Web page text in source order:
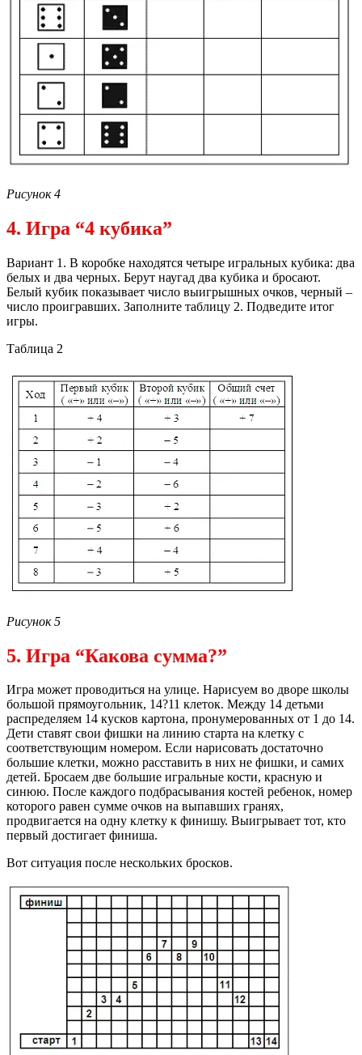
Рисунок 4
4. Игра “4 кубика”
Вариант 1. В коробке находятся четыре игральных кубика: два
белых и два черных. Берут наугад два кубика и бросают.
Белый кубик показывает число выигрышных очков, черный –
число проигравших. Заполните таблицу 2. Подведите итог
игры.
Таблица 2
Рисунок 5
5. Игра “Какова сумма?”
Игра может проводиться на улице. Нарисуем во дворе школы
большой прямоугольник, 14?11 клеток. Между 14 детьми
распределяем 14 кусков картона, пронумерованных от 1 до 14.
Дети ставят свои фишки на линию старта на клетку с
соответствующим номером. Если нарисовать достаточно
большие клетки, можно расставить в них не фишки, и самих
детей. Бросаем две большие игральные кости, красную и
синюю. После каждого подбрасывания костей ребенок, номер
которого равен сумме очков на выпавших гранях,
продвигается на одну клетку к финишу. Выигрывает тот, кто
первый достигает финиша.
Вот ситуация после нескольких бросков.